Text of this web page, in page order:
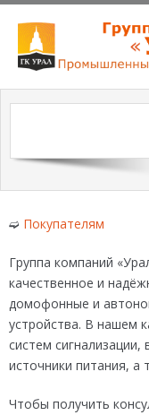
О компании
📞📧
➫ Покупателям
Группа компаний
качественное и
домофонные и
устройства. В нашем
систем
источники питания, а
Чтобы получить